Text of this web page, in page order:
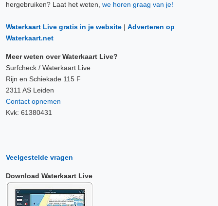
hergebruiken? Laat het weten, we horen graag van je!
Waterkaart Live gratis in je website | Adverteren op
Waterkaart.net
Meer weten over Waterkaart Live?
Surfcheck / Waterkaart Live
Rijn en Schiekade 115 F
2311 AS Leiden
Contact opnemen
Kvk: 61380431
Veelgestelde vragen
Download Waterkaart Live